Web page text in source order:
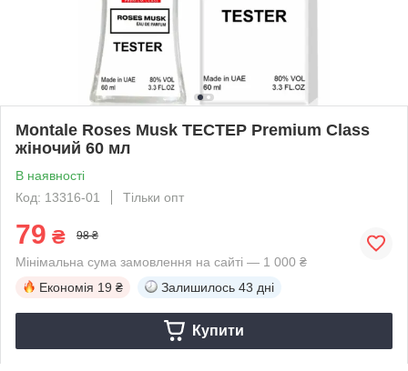
Montale Roses Musk ТЕСТЕР Premium Class
жіночий 60 мл
В наявності
Код: 13316-01
Тільки опт
79 ₴ 98 ₴
Мінімальна сума замовлення на сайті — 1 000 ₴
Економія 19 ₴ Залишилось 43 дні
Купити